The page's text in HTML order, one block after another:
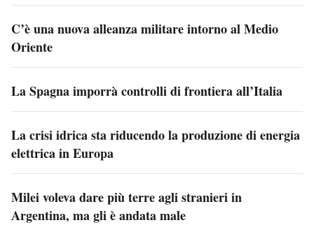
C’è una nuova alleanza militare intorno al Medio
Oriente
La Spagna imporrà controlli di frontiera all’Italia
La crisi idrica sta riducendo la produzione di energia
elettrica in Europa
Milei voleva dare più terre agli stranieri in
Argentina, ma gli è andata male